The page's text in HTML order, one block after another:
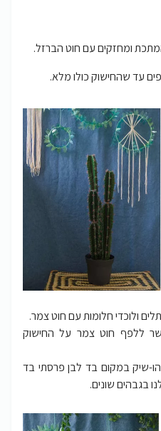
ומחזקים עם חוט הברזל.
עד שהחישוק כולו מלא.
ולוכדי חלומות עם חוט צמר.
ללפף חוט צמר על החישוק
שיק במקום בד לבן פרסתי בד
בגבהים שונים.